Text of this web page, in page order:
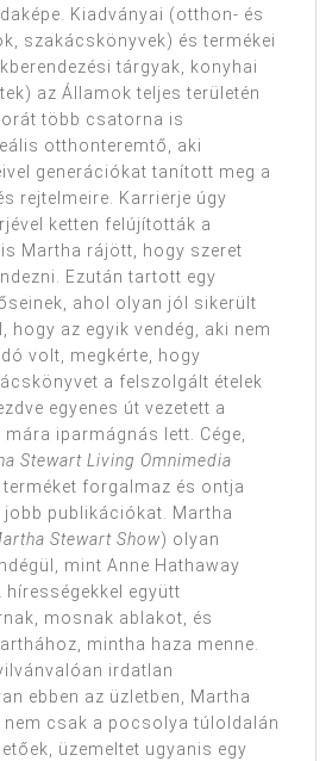
Kiadványai (otthon- és
szakácskönyvek) és termékei
tárgyak, konyhai
az Államok teljes területén
több csatorna is
otthonteremtő, aki
generációkat tanított meg a
rejtelmeire. Karrierje úgy
ketten felújították a
Martha rájött, hogy szeret
Ezután tartott egy
ahol olyan jól sikerült
hogy az egyik vendég, aki nem
volt, megkérte, hogy
a felszolgált ételek
egyenes út vezetett a
iparmágnás lett. Cége,
Stewart Living Omnimedia
forgalmaz és ontja
publikációkat. Martha
Stewart Show) olyan
mint Anne Hathaway
hírességekkel együtt
mosnak ablakot, és
mintha haza menne.
irdatlan
ebben az üzletben, Martha
csak a pocsolya túloldalán
üzemeltet ugyanis egy